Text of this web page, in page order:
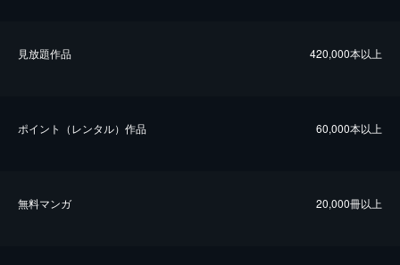
⾒放題作品 420,000本以上
ポイント（レンタル）作品 60,000本以上
無料マンガ 20,000冊以上